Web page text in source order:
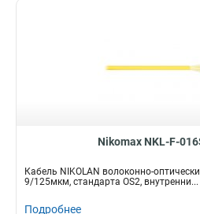
Nikomax NKL-F-
Кабель NIKOLAN волоконно-
9/125мкм, стандарта OS2, внутренни...
Подробнее